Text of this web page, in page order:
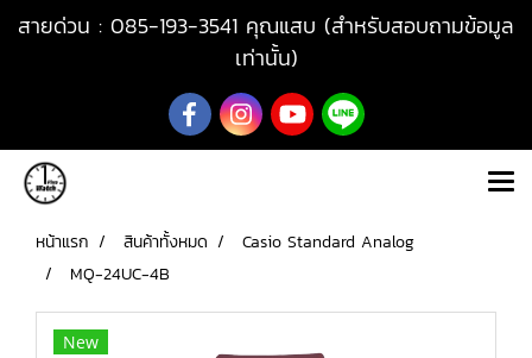
สายด่วน : 085-193-3541 คุณแสบ (สำหรับสอบถามข้อมูล
เท่านั้น)
หน้าแรก สินค้าทั้งหมด
Casio Standard Analog
MQ-24UC-4B
New